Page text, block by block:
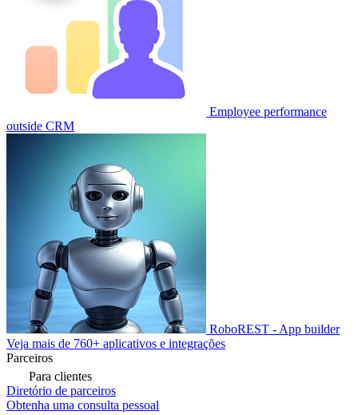
Employee performance
outside CRM
RoboREST - App builder
Veja mais de 760+ aplicativos e integrações
Parceiros
Para clientes
Diretório de parceiros
Obtenha uma consulta pessoal